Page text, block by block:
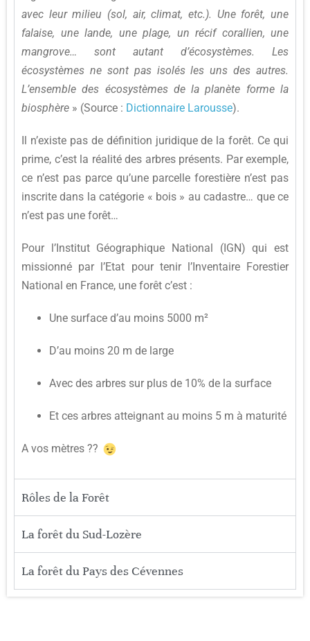
avec leur milieu (sol, air, climat, etc.). Une forêt, une
falaise, une lande, une plage, un récif corallien, une
mangrove… sont autant d’écosystèmes. Les
écosystèmes ne sont pas isolés les uns des autres.
L’ensemble des écosystèmes de la planète forme la
biosphère » (Source : Dictionnaire Larousse).
Il n’existe pas de définition juridique de la forêt. Ce qui
prime, c’est la réalité des arbres présents. Par exemple,
ce n’est pas parce qu’une parcelle forestière n’est pas
inscrite dans la catégorie « bois » au cadastre… que ce
n’est pas une forêt…
Pour l’Institut Géographique National (IGN) qui est
missionné par l’Etat pour tenir l’Inventaire Forestier
National en France, une forêt c’est :
Une surface d’au moins 5000 m²
D’au moins 20 m de large
Avec des arbres sur plus de 10% de la surface
Et ces arbres atteignant au moins 5 m à maturité
A vos mètres ??
Rôles de la Forêt
La forêt du Sud-Lozère
La forêt du Pays des Cévennes